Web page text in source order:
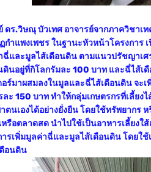
ดร.วิษณุ บัวเทศ อาจารย์จากภาควิชา
ำแพงเพชร ในฐานะหัวหน้าโครงการ
และมูลไส้เดือนดิน ตามแนวปรัชญาเศ
ดินอยู่ที่กิโลกรัมละ 100 บาท และฉี่ไส้
อร์มาผสมลงในมูลและฉี่ไส้เดือนดิน จ
ะ 150 บาท ทำให้กลุ่มเกษตรกรที่เลี้ย
ตนเองได้อย่างยั่งยืน โดยใช้ทรัพยากร
รือตลาดสด นำไปใช้เป็นอาหารเลี้ยง
เพิ่มมูลค่าฉี่และมูลไส้เดือนดิน โดยใช้
อนดิน